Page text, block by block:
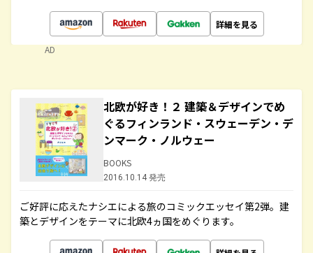
詳細を見る
AD
北欧が好き！２ 建築＆デザインでめ
ぐるフィンランド・スウェーデン・デ
ンマーク・ノルウェー
BOOKS
2016.10.14 発売
ご好評に応えたナシエによる旅のコミックエッセイ第2弾。建
築とデザインをテーマに北欧4ヵ国をめぐります。